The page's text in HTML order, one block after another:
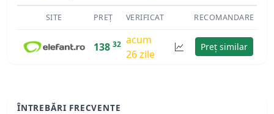
SITE PREȚ VERIFICAT RECOMANDARE
138 32 acum
26 zile
Preț similar
ÎNTREBĂRI FRECVENTE